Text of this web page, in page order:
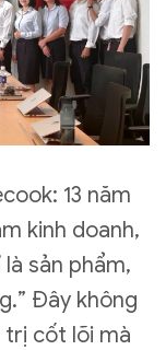
13 năm
kinh doanh,
sản phẩm,
Đây không
trị cốt lõi mà